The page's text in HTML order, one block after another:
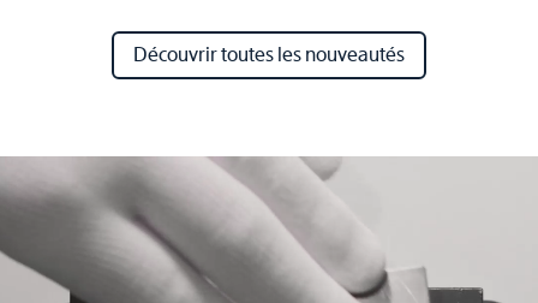
Découvrir toutes les nouveautés